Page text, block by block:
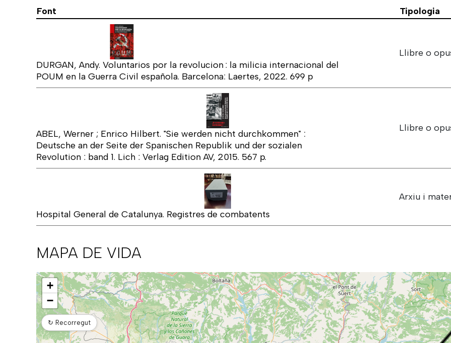
Font Tipologia
DURGAN, Andy. Voluntarios por la revolucion : la milicia internacional del
POUM en la Guerra Civil española. Barcelona: Laertes, 2022. 699 p
Llibre o
ABEL, Werner ; Enrico Hilbert. "Sie werden nicht durchkommen" :
Deutsche an der Seite der Spanischen Republik und der sozialen
Revolution : band 1. Lich : Verlag Edition AV, 2015. 567 p.
Llibre o
Hospital General de Catalunya. Registres de combatents
Arxiu i
MAPA DE VIDA
Mapa
+
−
↻ Recorregut